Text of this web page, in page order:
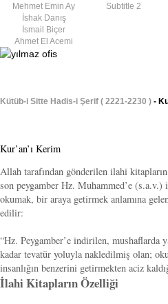
Mehmet Emin Ay
İshak Danış
İsmail Biçer
Ahmet El Acemi
Subtitle 2
Kütüb-i Sitte Hadis-i Şerif ( 2221-2230 ) -
Kur’an’ı Kerim
Allah tarafından gönderilen ilahi
son peygamber Hz. Muhammed’e
okumak, bir araya getirmek anlamına
edilir:
“Hz. Peygamber’e indirilen, mushaflarda
kadar tevatür yoluyla nakledilmiş olan;
insanlığın benzerini getirmekten aciz
İlahi Kitapların Özelliği